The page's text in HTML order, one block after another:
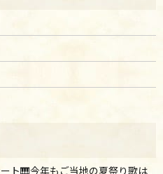
ト🎹今年もご当地の夏祭り歌は